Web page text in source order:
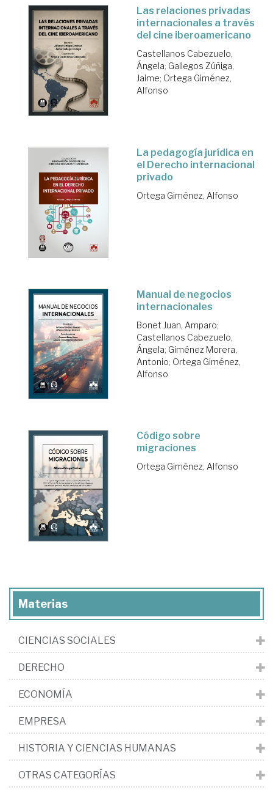
Las relaciones privadas
internacionales a través
del cine iberoamericano
Castellanos Cabezuelo,
Ángela; Gallegos Zúñiga,
Jaime; Ortega Giménez,
Alfonso
La pedagogía jurídica en
el Derecho internacional
privado
Ortega Giménez, Alfonso
Manual de negocios
internacionales
Bonet Juan, Amparo;
Castellanos Cabezuelo,
Ángela; Giménez Morera,
Antonio; Ortega Giménez,
Alfonso
Código sobre
migraciones
Ortega Giménez, Alfonso
Materias
CIENCIAS SOCIALES
DERECHO
ECONOMÍA
EMPRESA
HISTORIA Y CIENCIAS HUMANAS
OTRAS CATEGORÍAS